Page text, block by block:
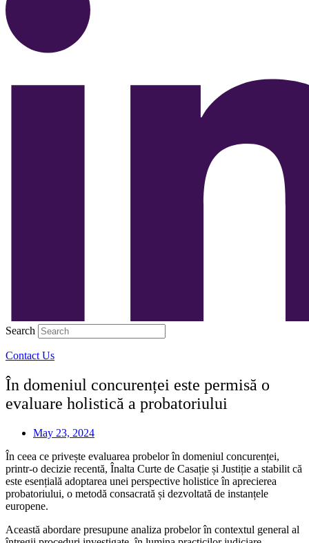
Search
Contact Us
În domeniul concurenței este permisă o
evaluare holistică a probatoriului
May 23, 2024
În ceea ce privește evaluarea probelor în domeniul concurenței,
printr-o decizie recentă, Înalta Curte de Casație și Justiție a stabilit că
este esențială adoptarea unei perspective holistice în aprecierea
probatoriului, o metodă consacrată și dezvoltată de instanțele
europene.
Această abordare presupune analiza probelor în contextul general al